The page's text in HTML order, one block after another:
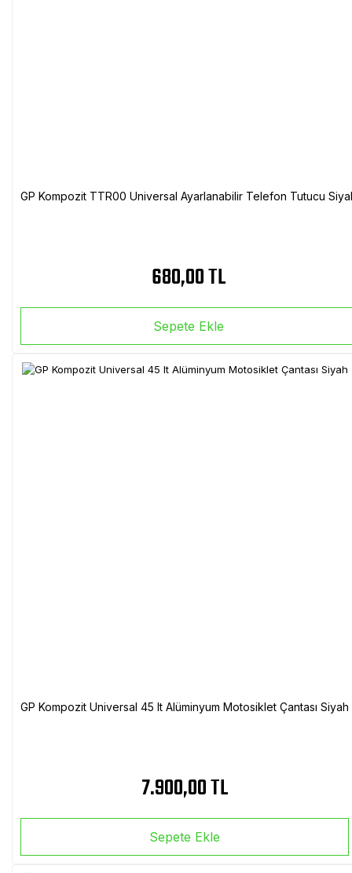
GP Kompozit TTR00 Universal Ayarlanabilir Telefon Tutucu
680,00 TL
Sepete Ekle
GP Kompozit Universal 45 lt Alüminyum Motosiklet Çantası Siyah
7.900,00 TL
Sepete Ekle